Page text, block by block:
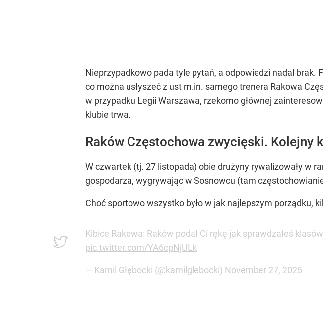
Nieprzypadkowo pada tyle pytań, a odpowiedzi nadal brak.
co można usłyszeć z ust m.in. samego trenera Rakowa
w przypadku Legii Warszawa, rzekomo głównej
klubie trwa.
Raków Częstochowa zwycięski. Kolejny
W czwartek (tj. 27 listopada) obie drużyny rywalizowały w
gospodarza, wygrywając w Sosnowcu (tam
Choć sportowo wszystko było w jak najlepszym porządku,
Kibice Rakowa: Raków podał Ci rękę jak sprawdzałeś
pic.twitter.com/YA6cpNjULk
— Kamil Głębocki (@kamilglebocki) November 27, 2025